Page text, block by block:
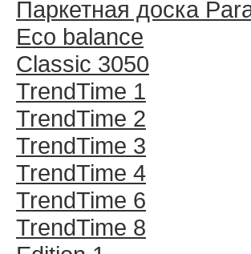
Паркетная доска
Eco balance
Classic 3050
TrendTime 1
TrendTime 2
TrendTime 3
TrendTime 4
TrendTime 6
TrendTime 8